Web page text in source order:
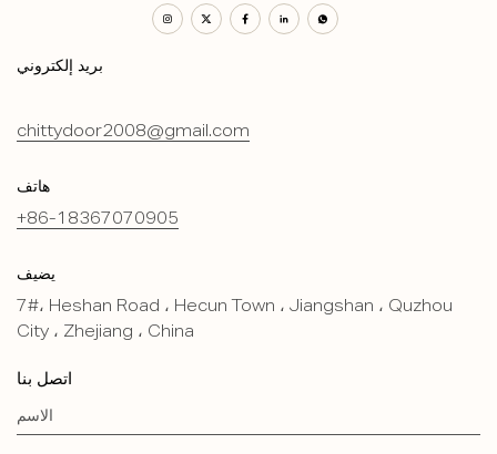
بريد إلكتروني
chittydoor2008@gmail.com
هاتف
+86-18367070905
يضيف
7#، Heshan Road ، Hecun Town ، Jiangshan ، Quzhou
City ، Zhejiang ، China
اتصل بنا